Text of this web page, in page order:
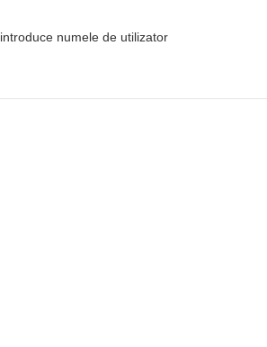
numele de utilizator